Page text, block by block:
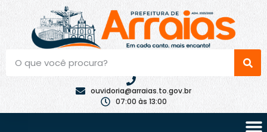
ouvidoria@arraias.to.gov.br
07:00 às 13:00